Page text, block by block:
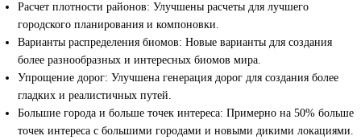
Расчет плотности районов: Улучшены расчеты для лучшего
городского планирования и компоновки.
Варианты распределения биомов: Новые варианты для создания
более разнообразных и интересных биомов мира.
Упрощение дорог: Улучшена генерация дорог для создания более
гладких и реалистичных путей.
Большие города и больше точек интереса: Примерно на 50% больше
точек интереса с большими городами и новыми дикими локациями.